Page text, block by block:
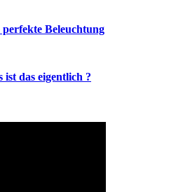
Beleuchtung
das eigentlich ?